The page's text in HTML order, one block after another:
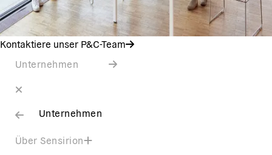
Kontaktiere unser P&C-Team
Unternehmen
Unternehmen
Über Sensirion